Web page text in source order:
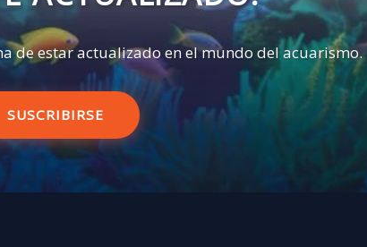
de estar actualizado en el mundo del acuarismo.
SUSCRIBIRSE